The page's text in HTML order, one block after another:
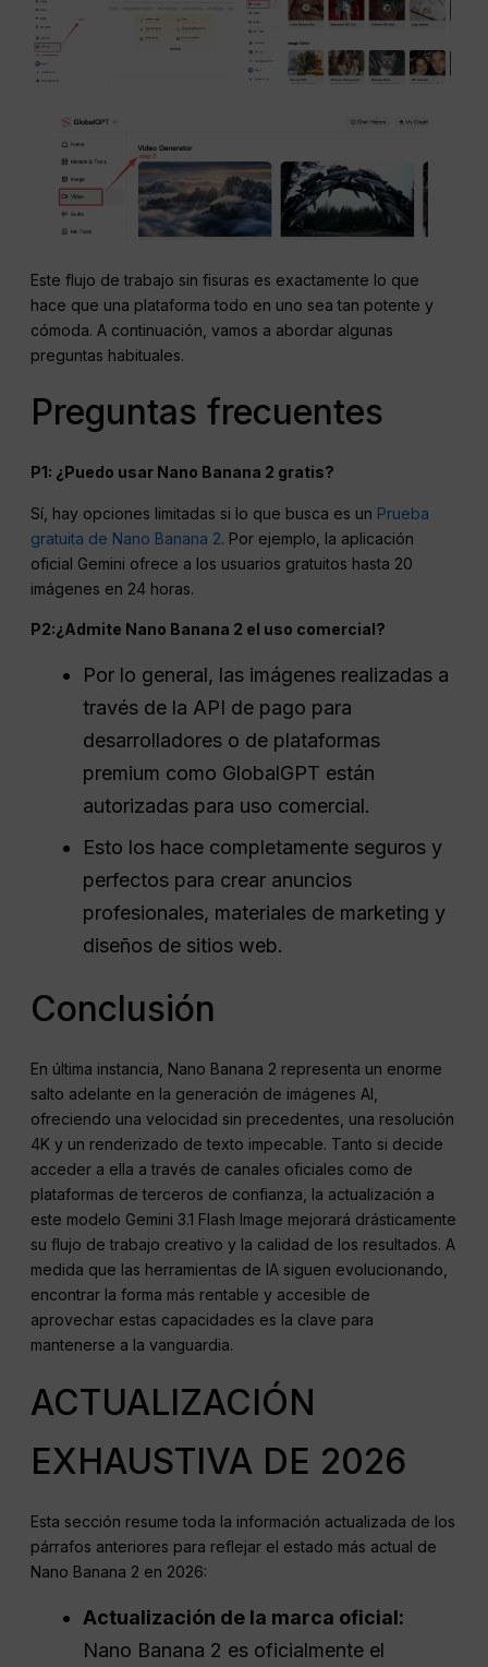
Este flujo de trabajo sin fisuras es exactamente lo que
hace que una plataforma todo en uno sea tan potente y
cómoda. A continuación, vamos a abordar algunas
preguntas habituales.
Preguntas frecuentes
P1: ¿Puedo usar Nano Banana 2 gratis?
Sí, hay opciones limitadas si lo que busca es un Prueba
gratuita de Nano Banana 2. Por ejemplo, la aplicación
oficial Gemini ofrece a los usuarios gratuitos hasta 20
imágenes en 24 horas.
P2:¿Admite Nano Banana 2 el uso comercial?
Por lo general, las imágenes realizadas a
través de la API de pago para
desarrolladores o de plataformas
premium como GlobalGPT están
autorizadas para uso comercial.
Esto los hace completamente seguros y
perfectos para crear anuncios
profesionales, materiales de marketing y
diseños de sitios web.
Conclusión
En última instancia, Nano Banana 2 representa un enorme
salto adelante en la generación de imágenes AI,
ofreciendo una velocidad sin precedentes, una resolución
4K y un renderizado de texto impecable. Tanto si decide
acceder a ella a través de canales oficiales como de
plataformas de terceros de confianza, la actualización a
este modelo Gemini 3.1 Flash Image mejorará drásticamente
su flujo de trabajo creativo y la calidad de los resultados. A
medida que las herramientas de IA siguen evolucionando,
encontrar la forma más rentable y accesible de
aprovechar estas capacidades es la clave para
mantenerse a la vanguardia.
ACTUALIZACIÓN
EXHAUSTIVA DE 2026
Esta sección resume toda la información actualizada de los
párrafos anteriores para reflejar el estado más actual de
Nano Banana 2 en 2026:
Actualización de la marca oficial:
Nano Banana 2 es oficialmente el